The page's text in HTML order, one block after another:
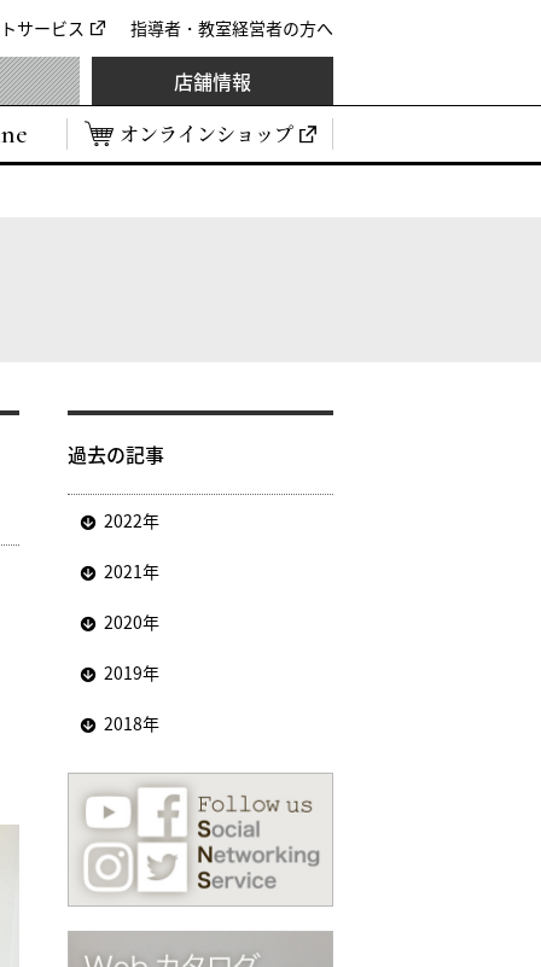
サービス 指導者・教室経営者の方へ
オンラインショップ
店舗情報
過去の記事
2022年
2021年
2020年
2019年
2018年